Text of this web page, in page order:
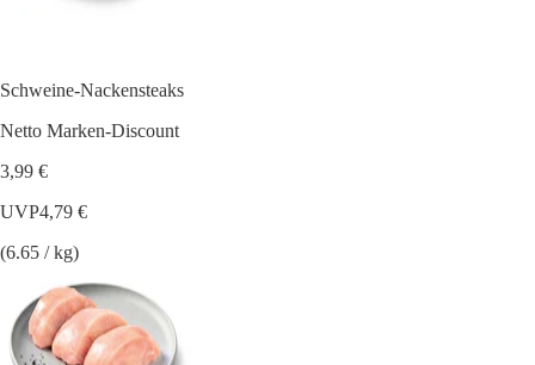
Schweine-Nackensteaks
Netto Marken-Discount
3,99 €
UVP4,79 €
(6.65 / kg)